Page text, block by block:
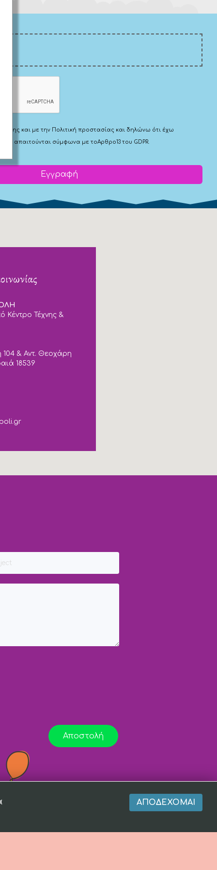
και με την Πολιτική προστασίας και δηλώνω ότι έχω
που απαιτούνται σύμφωνα με τοΑρθρο13 του GDPR.
Εγγραφή
Κέντρο Τέχνης &
104 & Αντ. Θεοχάρη
18539
Αποστολή
ΑΠΟΔΈΧΟΜΑΙ